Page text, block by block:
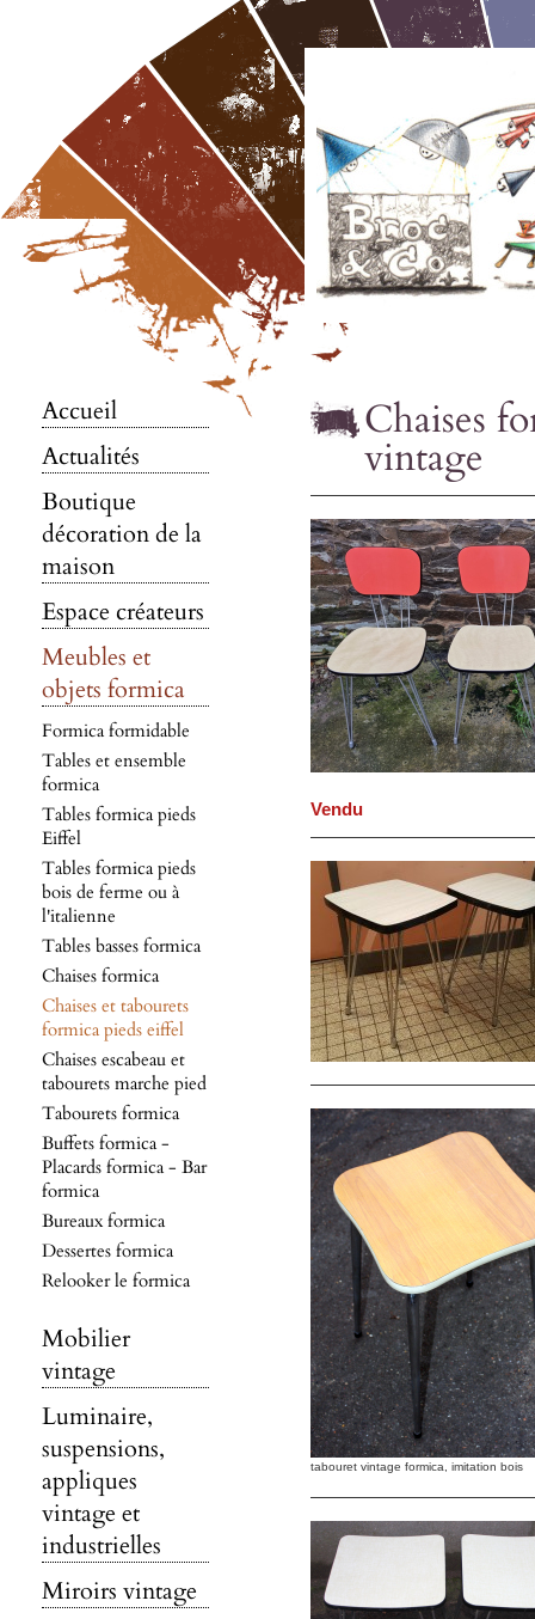
Accueil
Actualités
Boutique
décoration de la
maison
Espace créateurs
Meubles et
objets formica
Formica formidable
Tables et ensemble
formica
Tables formica pieds
Eiffel
Tables formica pieds
bois de ferme ou à
l'italienne
Tables basses formica
Chaises formica
Chaises et tabourets
formica pieds eiffel
Chaises escabeau et
tabourets marche pied
Tabourets formica
Buffets formica -
Placards formica - Bar
formica
Bureaux formica
Dessertes formica
Relooker le formica
Mobilier
vintage
Luminaire,
suspensions,
appliques
vintage et
industrielles
Miroirs vintage
Chaises
vintage
Vendu
tabouret vintage formica, imitation bois